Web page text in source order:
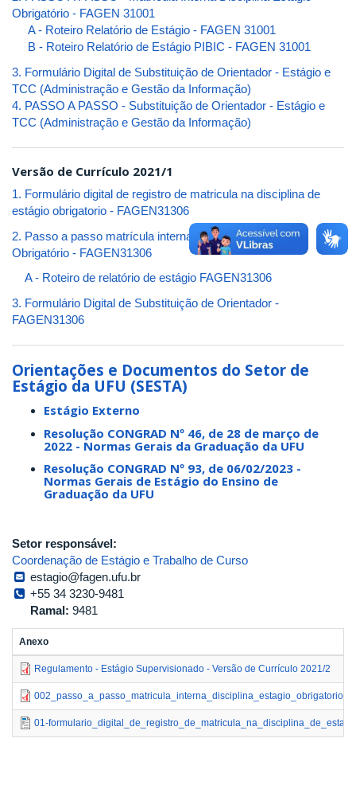
Obrigatório - FAGEN 31001
A - Roteiro Relatório de Estágio - FAGEN 31001
B - Roteiro Relatório de Estágio PIBIC - FAGEN 31001
3. Formulário Digital de Substituição de Orientador - Estágio e
TCC (Administração e Gestão da Informação)
4. PASSO A PASSO - Substituição de Orientador - Estágio e
TCC (Administração e Gestão da Informação)
Versão de Currículo 2021/1
1. Formulário digital de registro de matricula na disciplina de
estágio obrigatorio - FAGEN31306
2. Passo a passo matrícula interna disciplina Estágio
Obrigatório - FAGEN31306
A - Roteiro de relatório de estágio FAGEN31306
3. Formulário Digital de Substituição de Orientador -
FAGEN31306
Orientações e Documentos do Setor de
Estágio da UFU (SESTA)
Estágio Externo
Resolução CONGRAD Nº 46, de 28 de março de
2022 - Normas Gerais da Graduação da UFU
Resolução CONGRAD Nº 93, de 06/02/2023 -
Normas Gerais de Estágio do Ensino de
Graduação da UFU
Setor responsável:
Coordenação de Estágio e Trabalho de Curso
estagio@fagen.ufu.br
+55 34 3230-9481
Ramal: 9481
Anexo
Regulamento - Estágio Supervisionado - Versão de Currículo 2021/2
01-